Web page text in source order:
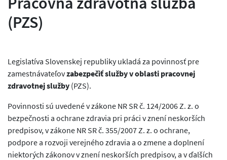
(PZS)
Legislatíva Slovenskej republiky ukladá za povinnosť pre
zamestnávateľovzabezpečiť služby v oblasti pracovnej
zdravotnej služby (PZS).
Povinnosti sú uvedené v zákone NR SR č. 124/2006 Z. z. o
bezpečnosti a ochrane zdravia pri práci v znení neskorších
predpisov, v zákone NR SR č. 355/2007 Z. z. o ochrane,
podpore a rozvoji verejného zdravia a o zmene a doplnení
niektorých zákonov v znení neskorších predpisov, a v ďalších